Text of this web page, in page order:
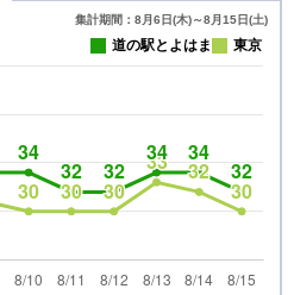
集計期間：8月6日(木)～8月15日(土)
道の駅とよはま 東京